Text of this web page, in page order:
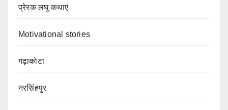
प्रेरक लघु कथाएं
Motivational stories
गढ़ाकोटा
नरसिंहपुर